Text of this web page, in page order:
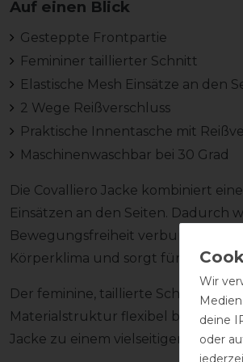
Auf einen Blick
Gesteppte Frontpartie
Femininer taillierter Schnitt
Elastische Mesh Einsätze an den
2 Wege Reißverschluss
Praktische Innentasche mit
Maschinenwaschbar bei 30 Grad
Die Covalliero Jacke kombiniert
Einsätzen an den Seiten. Dadurch
Bewegungsfreiheit verbunden.
Körperklima und sorgt für
Der feminine, taillierte Schnitt
Materialstruktur flexibel bei jeder
Jacke zu einem vielseitigen
Wir
deine
oder